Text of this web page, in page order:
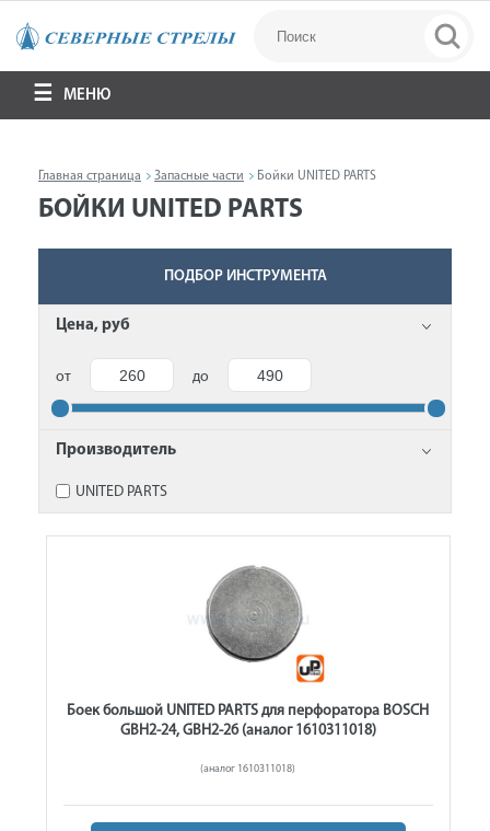
МЕНЮ
Главная страница Запасные части Бойки UNITED PARTS
БОЙКИ UNITED PARTS
ПОДБОР ИНСТРУМЕНТА
Цена, руб
от до
Производитель
UNITED PARTS
Боек большой UNITED PARTS для перфоратора BOSCH
GBH2-24, GBH2-26 (аналог 1610311018)
(аналог 1610311018)